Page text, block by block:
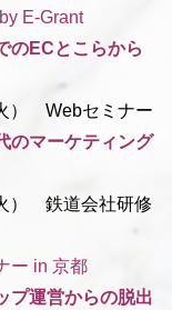
E-Grant
のECとこらから
セミナー
のマーケティング
道会社研修
ー in 京都
プ運営からの脱出